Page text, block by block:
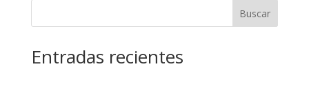
Buscar
Entradas recientes